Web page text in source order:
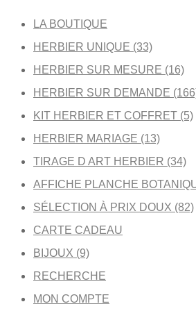
LA BOUTIQUE
HERBIER UNIQUE (33)
HERBIER SUR MESURE (16)
HERBIER SUR DEMANDE
KIT HERBIER ET COFFRET (5)
HERBIER MARIAGE (13)
TIRAGE D ART HERBIER (34)
AFFICHE PLANCHE
SÉLECTION À PRIX DOUX (82)
CARTE CADEAU
BIJOUX (9)
RECHERCHE
MON COMPTE